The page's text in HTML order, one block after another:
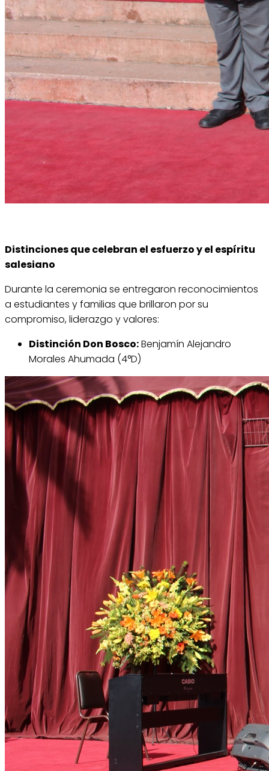
Distinciones que celebran el esfuerzo y el espíritu
salesiano
Durante la ceremonia se entregaron reconocimientos
a estudiantes y familias que brillaron por su
compromiso, liderazgo y valores:
Distinción Don Bosco:Benjamín Alejandro
Morales Ahumada (4°D)